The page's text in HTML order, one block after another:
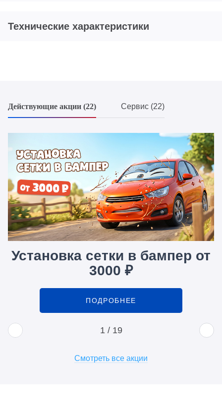
Технические характеристики
Действующие акции (22) Сервис (22)
Установка сетки в бампер от
3000 ₽
ПОДРОБНЕЕ
1 / 19
Смотреть все акции